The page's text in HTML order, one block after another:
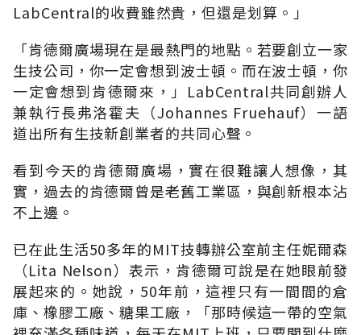
LabCentral的收費雖然貴，但還是划算。」
「肯德爾廣場現在是最熱門的地點。若要創立一家
生技公司，你一定會想到波士頓。而在波士頓，你
一定會想到肯德爾來，」LabCentral共同創辦人
兼執行長弗洛霍夫（Johannes Fruehauf）一語
道出所有生技新創業者的共同心聲。
看到今天的肯德爾廣場，實在很難讓人想像，其
實，過去的肯德爾曾是老舊工業區，與創新根本沾
不上邊。
已在此生活50多年的MIT技轉辦公室前主任妮爾森
（Lita Nelson）表示，肯德爾可說是在她眼前發
展起來的。她說，50年前，這裡只有一間間的倉
庫、橡膠工廠、糖果工廠，「那時候這一帶的空氣